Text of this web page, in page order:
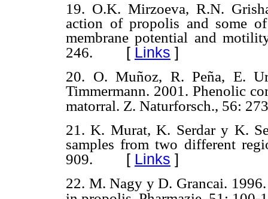
19. O.K. Mirzoeva, R.N.
action of propolis and some
membrane potential and
246. [ Links ]
20. O. Muñoz, R. Peña, E.
Timmermann. 2001. Phenolic
matorral. Z. Naturforsch., 56:
21. K. Murat, K. Serdar y K.
samples from two different
909. [ Links ]
22. M. Nagy y D. Grancai.